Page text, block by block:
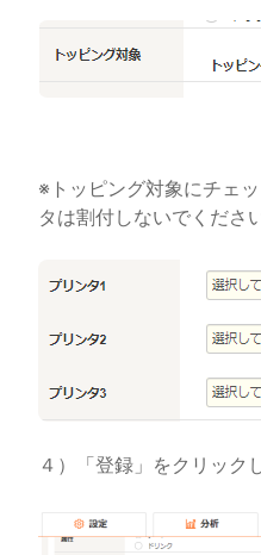
※トッピング対象にチェ
タは割付しないでくださ
４）「登録」をクリック